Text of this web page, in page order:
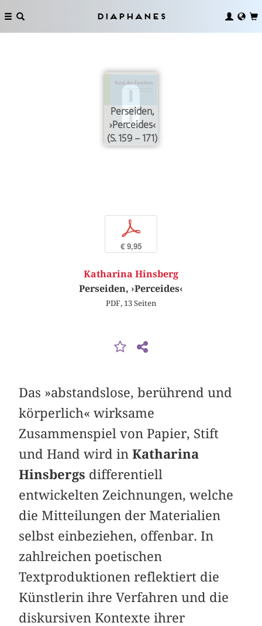
Diaphanes
Perseiden,
›Perceides‹
(S. 159 – 171)
p
€ 9,95
Katharina Hinsberg
Perseiden, ›Perceides‹
PDF, 13 Seiten
Das »abstandslose, berührend und
körperlich« wirksame
Zusammenspiel von Papier, Stift
und Hand wird inKatharina
Hinsbergs differentiell
entwickelten Zeichnungen, welche
die Mitteilungen der Materialien
selbst einbeziehen, offenbar. In
zahlreichen poetischen
Textproduktionen reflektiert die
Künstlerin ihre Verfahren und die
diskursiven Kontexte ihrer